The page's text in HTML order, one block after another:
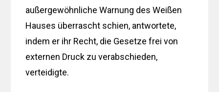
außergewöhnliche Warnung des Weißen
Hauses überrascht schien, antwortete,
indem er ihr Recht, die Gesetze frei von
externen Druck zu verabschieden,
verteidigte.